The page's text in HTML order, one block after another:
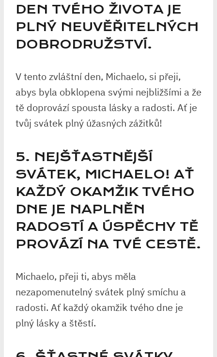
DEN TVÉHO ŽIVOTA JE
PLNÝ NEUVĚŘITELNÝCH
DOBRODRUŽSTVÍ.
V tento zvláštní den, Michaelo, si přeji,
abys byla obklopena svými nejbližšími a že
tě doprovází spousta lásky a radosti. Ať je
tvůj svátek plný úžasných zážitků!
5. NEJŠŤASTNĚJŠÍ
SVÁTEK, MICHAELO! AŤ
KAŽDÝ OKAMŽIK TVÉHO
DNE JE NAPLNĚN
RADOSTÍ A ÚSPĚCHY TĚ
PROVÁZÍ NA TVÉ CESTĚ.
Michaelo, přeji ti, abys měla
nezapomenutelný svátek plný smíchu a
radosti. Ať každý okamžik tvého dne je
plný lásky a štěstí.